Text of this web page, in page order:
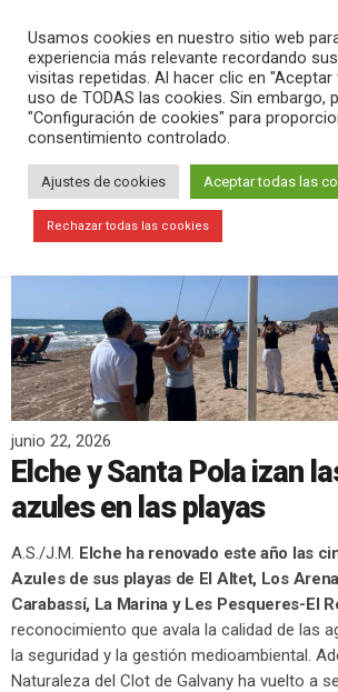
search
junio 22, 2026
Elche y Santa Pola izan
azules en las playas
A.S./J.M. Elche ha renovado este año las
Azules de sus playas de El Altet, Los
Carabassí, La Marina y Les Pesqueres-El
reconocimiento que avala la calidad de las
la seguridad y la gestión medioambiental.
Naturaleza del Clot de Galvany ha vuelto a
Usamos cookies en nuestro sitio web
experiencia más relevante recordando
visitas repetidas. Al hacer clic en "Aceptar
uso de TODAS las cookies. Sin embargo,
"Configuración de cookies" para
consentimiento controlado.
Ajustes de cookies Aceptar todas las
Rechazar todas las cookies